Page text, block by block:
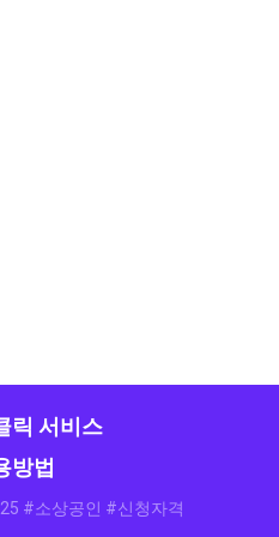
릭 서비스
방법
#소상공인 #신청자격